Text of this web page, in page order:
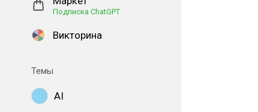
Подписка ChatGPT
Викторина
Темы
AI